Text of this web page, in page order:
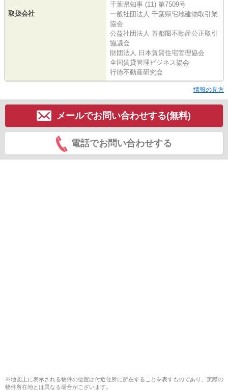
取扱会社
千葉県知事 (11) 第7509号
一般社団法人 千葉県宅地建物取引業
協会
公益社団法人 首都圏不動産公正取引
協議会
財団法人 日本賃貸住宅管理協会
全国賃貸管理ビジネス協会
行徳不動産研究会
情報の見方
メールでお問い合わせする(無料)
電話でお問い合わせする
※地図上に表示される物件の位置は付近住所に所在することを表すものであり、実際の
物件所在地とは異なる場合がございます。